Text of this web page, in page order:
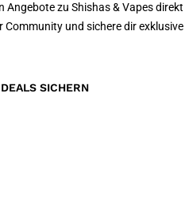
Angebote zu Shishas & Vapes direkt
Community und sichere dir exklusive
SICHERN